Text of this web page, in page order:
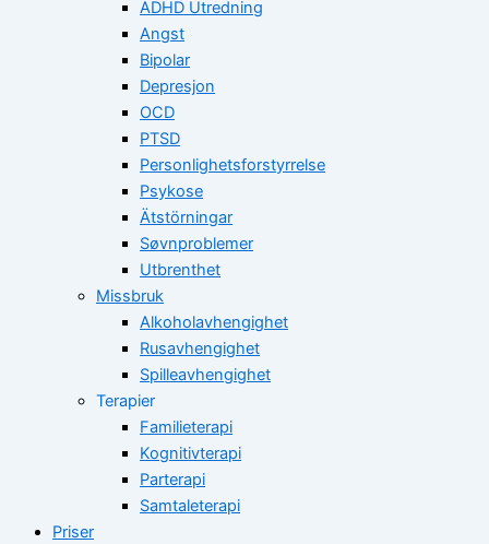
ADHD Utredning
Angst
Bipolar
Depresjon
OCD
PTSD
Personlighetsforstyrrelse
Psykose
Ätstörningar
Søvnproblemer
Utbrenthet
Missbruk
Alkoholavhengighet
Rusavhengighet
Spilleavhengighet
Terapier
Familieterapi
Kognitivterapi
Parterapi
Samtaleterapi
Priser